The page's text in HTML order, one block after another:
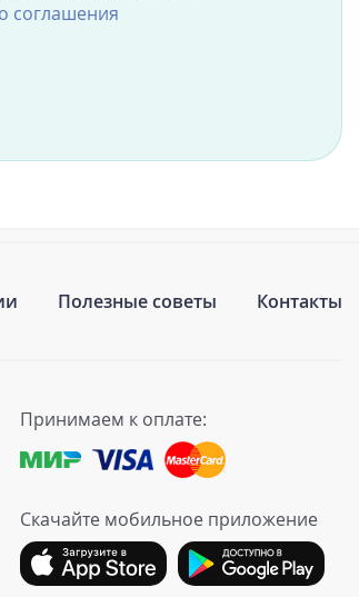
соглашения
Полезные советы Контакты
Принимаем к оплате:
Скачайте мобильное приложение